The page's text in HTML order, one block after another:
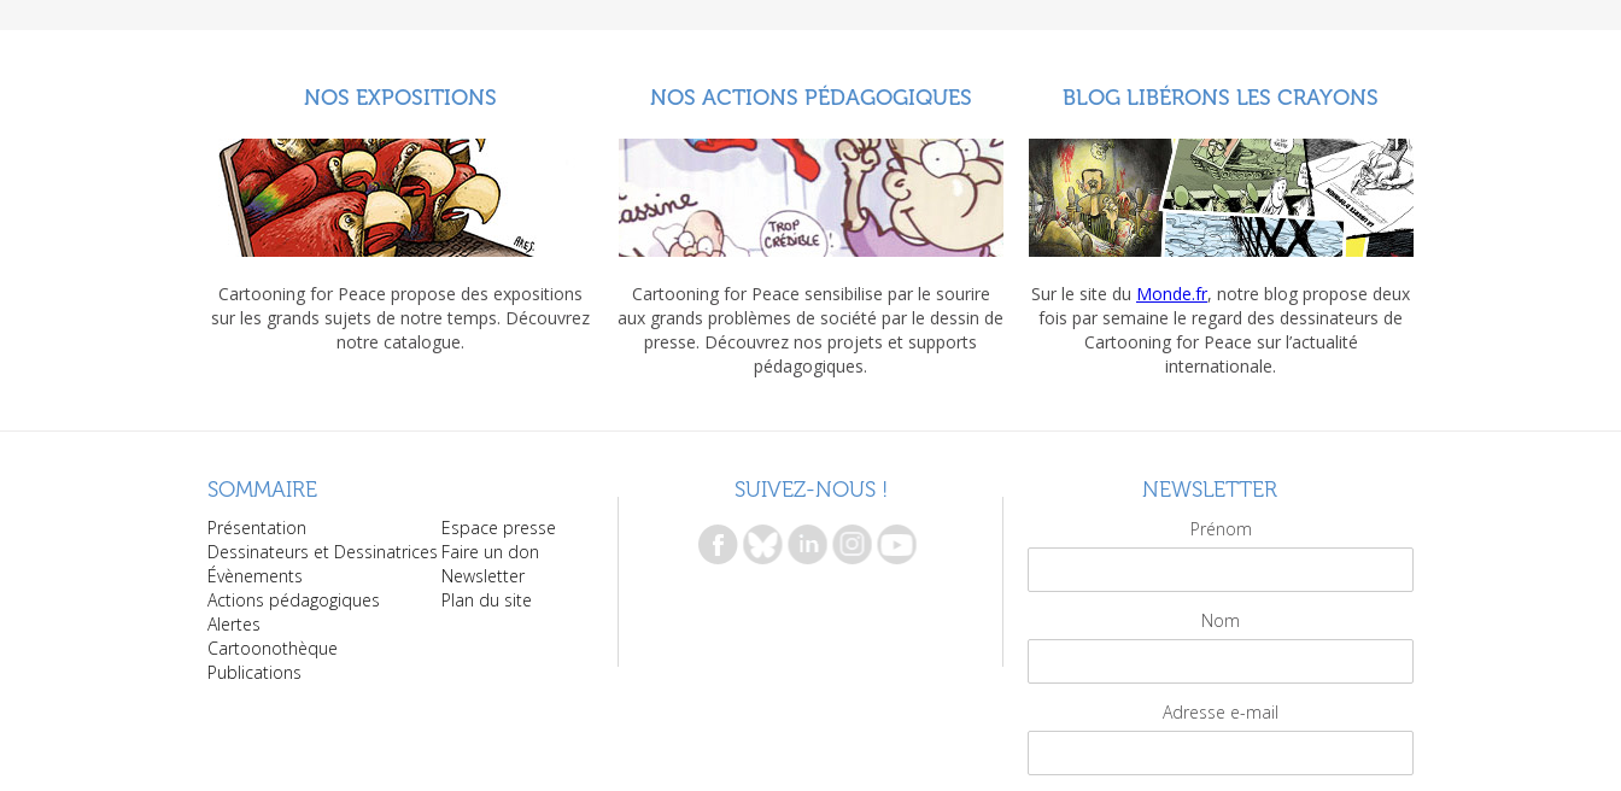
NOS EXPOSITIONS
Cartooning for Peace propose des expositions
sur les grands sujets de notre temps. Découvrez
notre catalogue.
NOS ACTIONS PÉDAGOGIQUES
Cartooning for Peace sensibilise par le sourire
aux grands problèmes de société par le dessin de
presse. Découvrez nos projets et supports
pédagogiques.
BLOG LIBÉRONS LES CRAYONS
Sur le site du Monde.fr, notre blog propose deux
fois par semaine le regard des dessinateurs de
Cartooning for Peace sur l’actualité
internationale.
SOMMAIRE
Présentation
Dessinateurs et Dessinatrices
Évènements
Actions pédagogiques
Alertes
Cartoonothèque
Publications
Espace presse
Faire un don
Newsletter
Plan du site
SUIVEZ-NOUS ! NEWSLETTER
Prénom
Nom
Adresse e-mail